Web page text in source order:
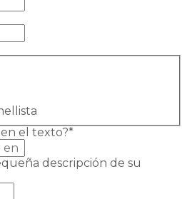
el texto?*
descripción de su